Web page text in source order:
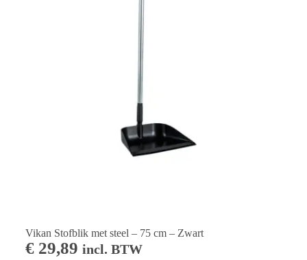
Vikan Stofblik met steel – 75 cm – Zwart
€29,89 incl. BTW